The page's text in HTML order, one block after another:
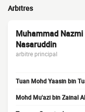
Arbitres
Muhammad Nazmi
Nasaruddin
arbitre principal
Tuan Mohd Yaasin bin
Mohd Mu'azi bin Zainal